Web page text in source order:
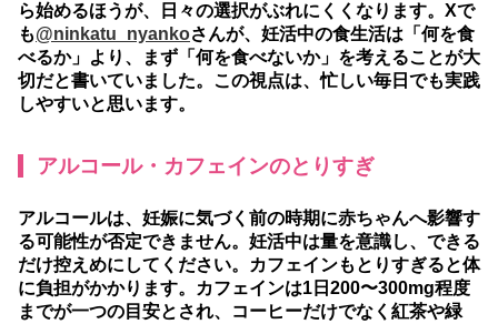
ら始めるほうが、日々の選択がぶれにくくなります。Xで
も@ninkatu_nyankoさんが、妊活中の食生活は「何を食
べるか」より、まず「何を食べないか」を考えることが大
切だと書いていました。この視点は、忙しい毎日でも実践
しやすいと思います。
アルコール・カフェインのとりすぎ
アルコールは、妊娠に気づく前の時期に赤ちゃんへ影響す
る可能性が否定できません。妊活中は量を意識し、できる
だけ控えめにしてください。カフェインもとりすぎると体
に負担がかかります。
カフェインは1日200〜300mg程度
までが一つの目安とされ、コーヒーだけでなく紅茶や緑